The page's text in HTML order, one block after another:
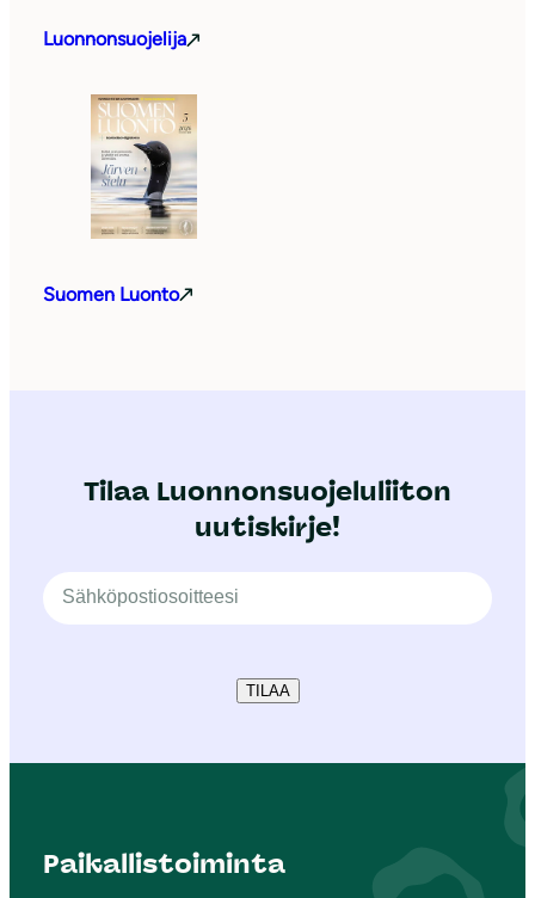
Luonnonsuojelija
Suomen Luonto
Tilaa Luonnonsuojeluliiton
uutiskirje!
TILAA
Paikallistoiminta